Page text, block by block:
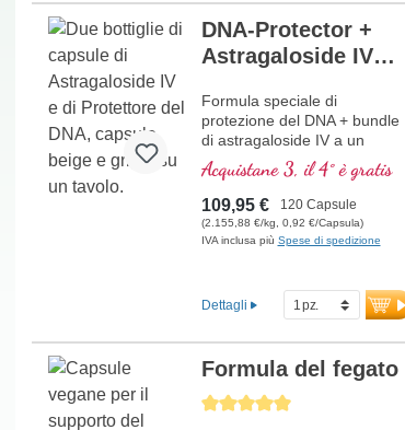
DNA-Protector +
Astragaloside IV
Formula speciale di
protezione del DNA + bundle
di astragaloside IV a un
prezzo speciale
Acquistane 3, il 4° è gratis
109,95 € 120 Capsule
(2.155,88 €/kg, 0,92 €/Capsula)
IVA inclusa più Spese di spedizione
Dettagli
Average rating of 5 out of 5 stars
Formula del fegato